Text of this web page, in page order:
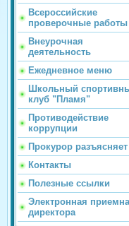
Всероссийские
проверочные работы
Внеурочная
деятельность
Ежедневное меню
Школьный
клуб "Пламя"
Противодействие
коррупции
Прокурор разъясняет
Контакты
Полезные ссылки
Электронная
директора